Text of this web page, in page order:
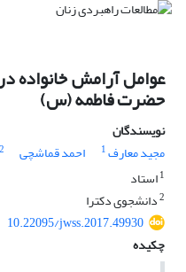
عوامل آرامش خانواده
حضرت فاطمه (س)
نویسندگان
مجید معارف1 احمد قماشچی
2
1استاد
2دانشجوی دکترا
10.22095/jwss.2017.49930
چکیده